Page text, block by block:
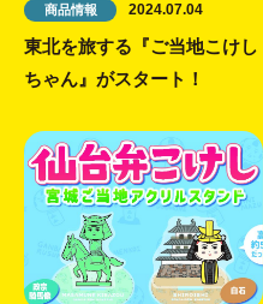
商品情報 2024.07.04
東北を旅する『ご当地こけし
ちゃん』がスタート！